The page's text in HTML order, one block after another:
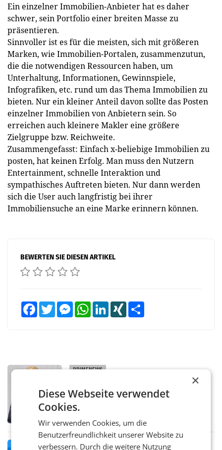
Ein einzelner Immobilien-Anbieter hat es daher
schwer, sein Portfolio einer breiten Masse zu
präsentieren.
Sinnvoller ist es für die meisten, sich mit größeren
Marken, wie Immobilien-Portalen, zusammenzutun,
die die notwendigen Ressourcen haben, um
Unterhaltung, Informationen, Gewinnspiele,
Infografiken, etc. rund um das Thema Immobilien zu
bieten. Nur ein kleiner Anteil davon sollte das Posten
einzelner Immobilien von Anbietern sein. So
erreichen auch kleinere Makler eine größere
Zielgruppe bzw. Reichweite.
Zusammengefasst: Einfach x-beliebige Immobilien zu
posten, hat keinen Erfolg. Man muss den Nutzern
Entertainment, schnelle Interaktion und
sympathisches Auftreten bieten. Nur dann werden
sich die User auch langfristig bei ihrer
Immobiliensuche an eine Marke erinnern können.
BEWERTEN SIE DIESEN ARTIKEL
FacebookTwitter MessengerWhatsAppLinkedInXING
PRIMENEWS
ORF III: Peter Schöber abberufen und
beurlaubt
WIEN ORF-III-Co-Geschäftsführer Peter
Schöber ist wegen Compliance-Vorwürfen
abberufen und beurlaubt worden. Der ORF
bestätigte gegenüber der APA entsprechende
Medienberichte.
MARKETING & MEDIA
×
Diese Webseite verwendet
Cookies.
Wir verwenden Cookies, um die
Benutzerfreundlichkeit unserer Website zu
verbessern. Durch die weitere Nutzung